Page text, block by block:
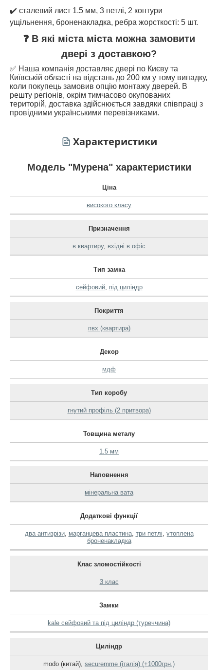
✔️ сталевий лист 1.5 мм, 3 петлі, 2 контури
ущільнення, броненакладка, ребра жорсткості: 5 шт.
❓ В які міста міста можна замовити
двері з доставкою?
✅ Наша компанія доставляє двері по Києву та
Київській області на відстань до 200 км у тому випадку,
коли покупець замовив опцію монтажу дверей. В
решту регіонів, окрім тимчасово окупованих
територій, доставка здійснюється завдяки співпраці з
провідними українськими перевізниками.
Характеристики
Модель "Мурена" характеристики
Ціна
високого класу
Призначення
в квартиру, вхідні в офіс
Тип замка
сейфовий, під циліндр
Покриття
пвх (квартира)
Декор
мдф
Тип коробу
гнутий профіль (2 притвора)
Товщина металу
1.5 мм
Наповнення
мінеральна вата
Додаткові функції
два антизрізи, марганцева пластина, три петлі утоплена
броненакладка
Клас зломостійкості
3 клас
Замки
kale сейфовий та під циліндр (туреччина)
Циліндр
modo (китай) securemme (італія) (+1000грн.)